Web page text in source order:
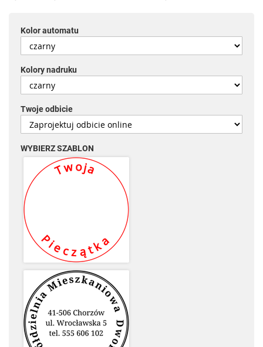
Kolor automatu
Kolory nadruku
Twoje odbicie
WYBIERZ SZABLON